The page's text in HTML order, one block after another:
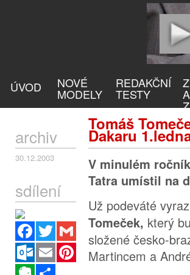
ÚVOD NOVÉ
MODELY
REDAKČNÍ
TESTY A
Tomáš
Dakaru
archiv
30.12.2003
sdílení
Facebook
Twitter
Gmail
Outlook.com
Email
Pinterest
Evernote
V minulém
Tatra umístil na
Už podeváté
Tomeček, který
složené česko-
Martincem a